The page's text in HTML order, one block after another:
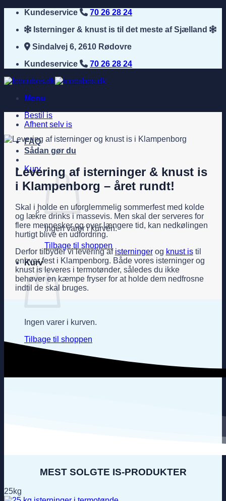
Fortsæt
indhold
Kundeservice
70 26 28 24
Isterninger & knust is til det meste af Sjælland
Sindalvej 6, 2610 Rødovre
Kundeservice
70 26 28 24
Menu
Bestil is
Afhent selv is
FAQ
Sådan gør du
Kurv
Ingen varer i kurven.
Tilbage til shoppen
Kurv
Ingen varer i kurven.
Tilbage til shoppen
Levering af isterninger & knust is
i Klampenborg – året rundt!
Skal i holde en uforglemmelig sommerfest med kolde
og lækre drinks i massevis. Men skal der serveres for
flere mennesker og over længere tid, kan nedkølingen
hurtigt blive en udfordring.
Derfor tilbyder vi levering af isterningerog knust istil
enhver fest i Klampenborg. Både vores isterninger og
knust is leveres i termotønder, således du ikke
behøver en kæmpe fryser for at holde dem nedfrosne
indtil de skal bruges.
MEST SOLGTE IS-PRODUKTER
25kg